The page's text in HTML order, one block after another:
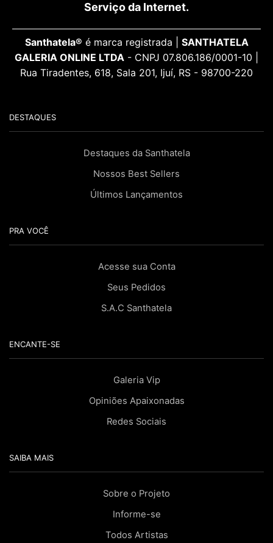
Serviço da Internet.
Santhatela® é marca registrada | SANTHATELA
GALERIA ONLINE LTDA - CNPJ 07.806.186/0001-10 |
Rua Tiradentes, 618, Sala 201, Ijuí, RS - 98700-220
DESTAQUES
Destaques da Santhatela
Nossos Best Sellers
Últimos Lançamentos
PRA VOCÊ
Acesse sua Conta
Seus Pedidos
S.A.C Santhatela
ENCANTE-SE
Galeria Vip
Opiniões Apaixonadas
Redes Sociais
SAIBA MAIS
Sobre o Projeto
Informe-se
Todos Artistas